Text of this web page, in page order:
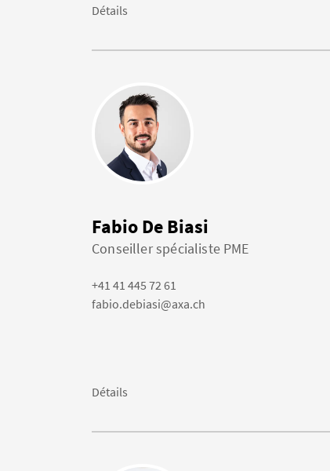
Détails
Fabio De Biasi
Conseiller spécialiste PME
+41 41 445 72 61
fabio.debiasi@axa.ch
Détails